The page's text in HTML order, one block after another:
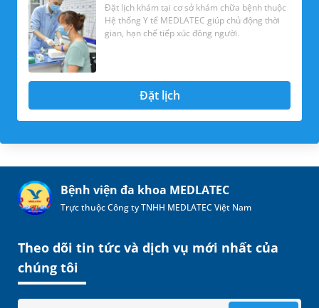
Đặt lịch khám tại cơ sở khám chữa bệnh thuộc
Hệ thống Y tế MEDLATEC giúp chủ động thời
gian, hạn chế tiếp xúc đông người.
Đặt lịch
Bệnh viện đa khoa MEDLATEC
Trực thuộc Công ty TNHH MEDLATEC Việt Nam
Theo dõi tin tức và dịch vụ mới nhất của
chúng tôi